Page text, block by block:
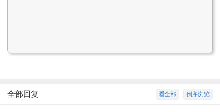
倒序浏览
看全部
全部回复